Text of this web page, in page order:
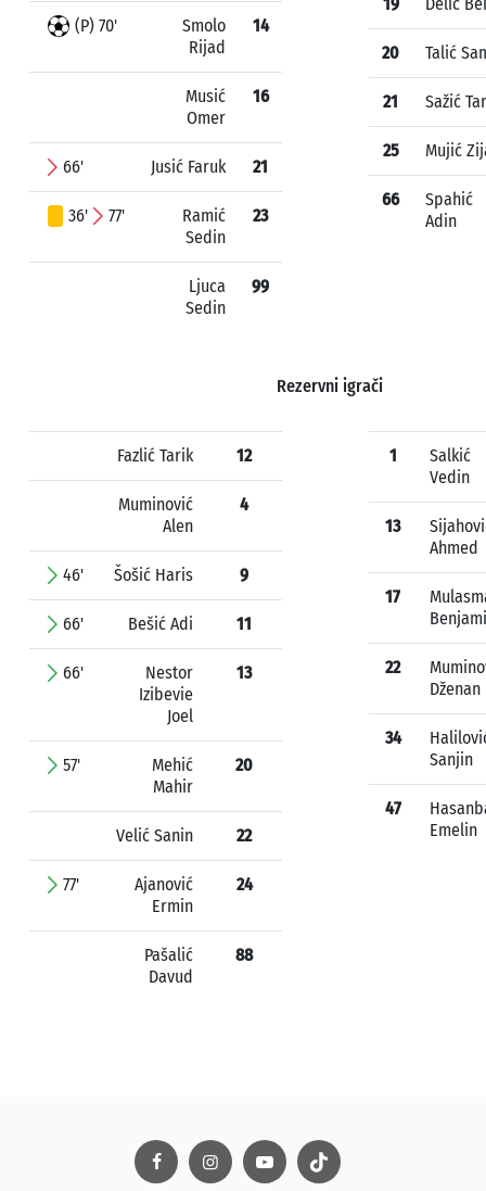
(P) 70'
Smolo
Rijad
14
Musić
Omer
16
66' Jusić Faruk 21
36' 77'
Ramić
Sedin
23
Ljuca
Sedin
99
20 Talić
21 Sažić
25 Mujić
66
Spahić
Adin
Rezervni igrači
Fazlić Tarik 12
Muminović
Alen
4
46' Šošić Haris 9
66' Bešić Adi 11
66'
Nestor
Izibevie
Joel
13
57'
Mehić
Mahir
20
Velić Sanin 22
77'
Ajanović
Ermin
24
Pašalić
Davud
88
1
Salkić
Vedin
13
Ahmed
17
22
Dženan
34
Sanjin
47
Emelin